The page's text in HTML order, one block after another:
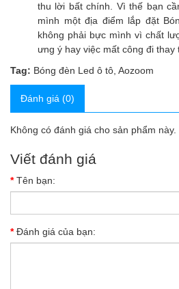
thu lời bất chính. Vì thế bạn
mình một địa điểm lắp đặt
không phải bực mình vì chất
ưng ý hay việc mất công đi thay
Tag: Bóng đèn Led ô tô Aozoom
Đánh giá (0)
Không có đánh giá cho sản phẩm này.
Viết đánh giá
Tên bạn:
Đánh giá của bạn: